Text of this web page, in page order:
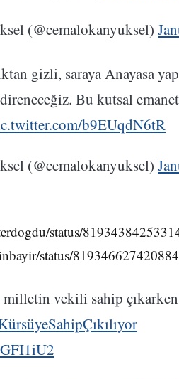
(@cemalokanyuksel)
gizli, saraya Anayasa
Bu kutsal
b9EUqdN6tR
(@cemalokanyuksel)
status/
status/
vekili sahip